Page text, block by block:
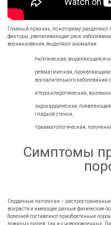
Главный признак, по которому
факторы, увеличивающие риск
возникновения, выделяют аномалии:
люэтическая, выделяющаяся
ревматическая,
воспалительного заболевания
атеросклеротическая,
эндокардическая,
гладкой стенки;
травматологическая,
Симптомы
Сердечные патологии –
возраста и имеющие разные физические
болезней составляют приобретенные
пожилых людей, так и у новорожденных.